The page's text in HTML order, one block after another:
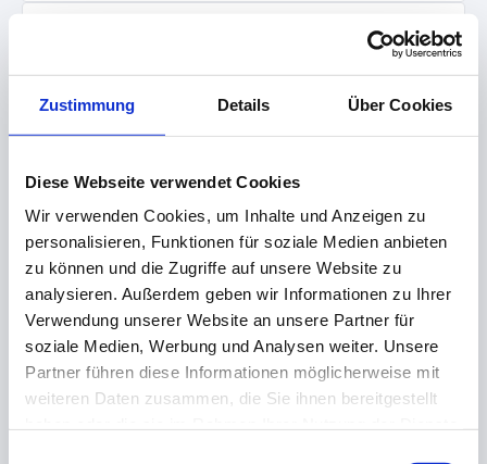
Zustimmung Details Über Cookies
Diese Webseite verwendet Cookies
Wir verwenden Cookies, um Inhalte und Anzeigen zu
personalisieren, Funktionen für soziale Medien anbieten
zu können und die Zugriffe auf unsere Website zu
analysieren. Außerdem geben wir Informationen zu Ihrer
Verwendung unserer Website an unsere Partner für
soziale Medien, Werbung und Analysen weiter. Unsere
Partner führen diese Informationen möglicherweise mit
weiteren Daten zusammen, die Sie ihnen bereitgestellt
Datenschutzerklärung nach DSGVO zu.